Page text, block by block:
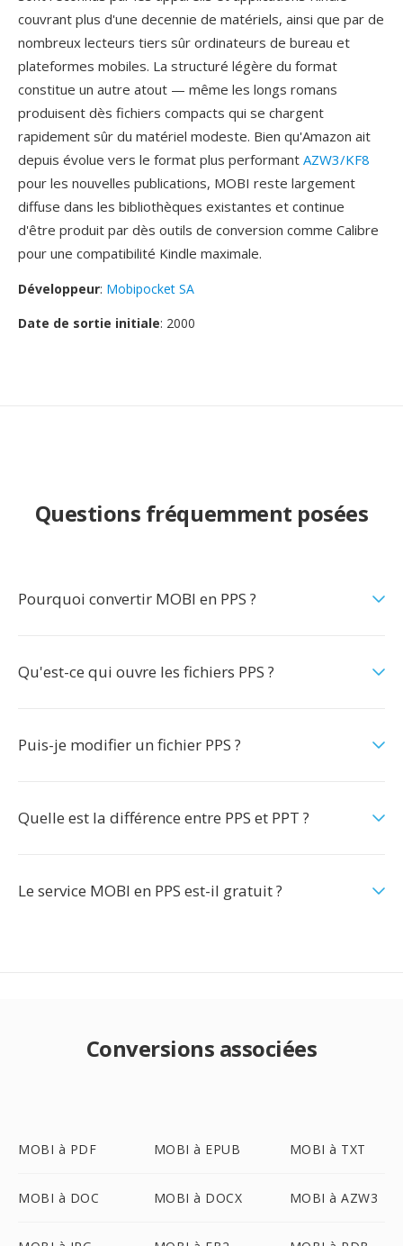
couvrant plus d'une decennie de matériels, ainsi que par de
nombreux lecteurs tiers sûr ordinateurs de bureau et
plateformes mobiles. La structuré légère du format
constitue un autre atout — même les longs romans
produisent dès fichiers compacts qui se chargent
rapidement sûr du matériel modeste. Bien qu'Amazon ait
depuis évolue vers le format plus performant AZW3/KF8
pour les nouvelles publications, MOBI reste largement
diffuse dans les bibliothèques existantes et continue
d'être produit par dès outils de conversion comme Calibre
pour une compatibilité Kindle maximale.
Développeur: Mobipocket SA
Date de sortie initiale: 2000
Questions fréquemment posées
Pourquoi convertir MOBI en PPS ?
Qu'est-ce qui ouvre les fichiers PPS ?
Puis-je modifier un fichier PPS ?
Quelle est la différence entre PPS et PPT ?
Le service MOBI en PPS est-il gratuit ?
Conversions associées
MOBI à PDF MOBI à EPUB MOBI à TXT
MOBI à DOC MOBI à DOCX MOBI à AZW3